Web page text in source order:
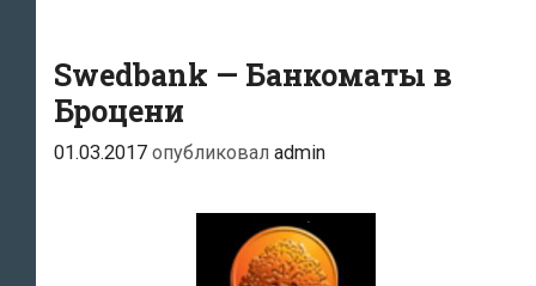
Swedbank — Банкоматы в
Броцени
01.03.2017 опубликовал admin